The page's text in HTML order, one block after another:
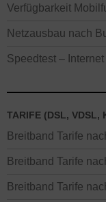
Verfügbarkeit
Netzausbau nach
Speedtest –
TARIFE (DSL, VDSL,
Breitband Tarife
Breitband Tarife
Breitband Tarife